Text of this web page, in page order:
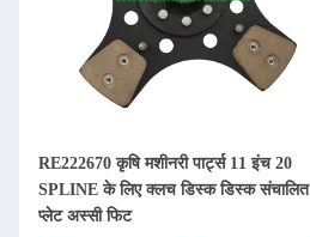
RE222670 कृषि मशीनरी पार्ट्स 11 इंच 20
SPLINE के लिए क्लच डिस्क डिस्क संचालित
प्लेट अस्सी फिट